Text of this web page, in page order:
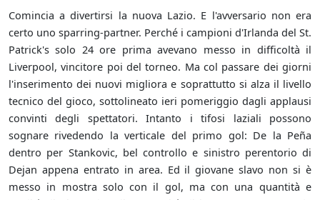
Comincia a divertirsi la nuova Lazio. E l'avversario non era
certo uno sparring-partner. Perché i campioni d'Irlanda del St.
Patrick's solo 24 ore prima avevano messo in difficoltà il
Liverpool, vincitore poi del torneo. Ma col passare dei giorni
l'inserimento dei nuovi migliora e soprattutto si alza il livello
tecnico del gioco, sottolineato ieri pomeriggio dagli applausi
convinti degli spettatori. Intanto i tifosi laziali possono
sognare rivedendo la verticale del primo gol: De la Peña
dentro per Stankovic, bel controllo e sinistro perentorio di
Dejan appena entrato in area. Ed il giovane slavo non si è
messo in mostra solo con il gol, ma con una quantità e